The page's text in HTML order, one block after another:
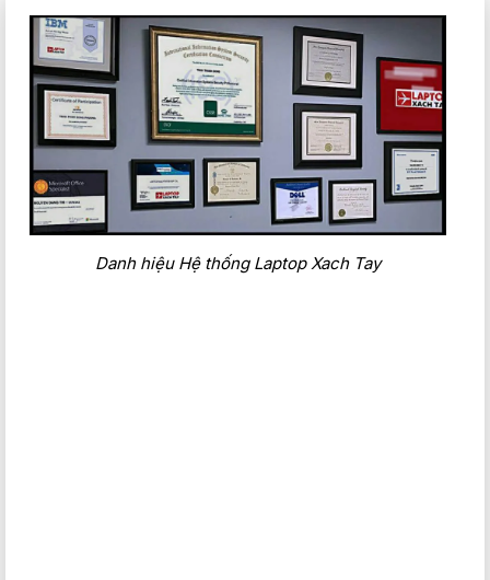
trong các cuộc họp với khách hàng.
Hiệu Năng Ổn Định Cho Tác Vụ Hàng Ngày
Laptop Dell Latitude 3420được trang bị các tùy chọn bộ vi
xử lý i5 thế hệ thứ 11. Chiếc laptop này đảm bảo khả năng xử
lý mượt mà các tác vụ văn phòng, học tập, duyệt web và giải
trí nhẹ nhàng.
Cấu hình chiếc laptop này của nhàDell được trang bị RAM
đa lên đến 32GB, cho phép đa nhiệm nhiều tác vụ cùng lúc
Danh hiệu Hệ thống Laptop Xach Tay